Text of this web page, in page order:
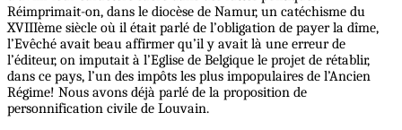
Réimprimait-on, dans le diocèse de Namur, un catéchisme du
XVIIIème siècle où il était parlé de l’obligation de payer la dîme,
l’Evêché avait beau affirmer qu’il y avait là une erreur de
l’éditeur, on imputait à l’Eglise de Belgique le projet de rétablir,
dans ce pays, l’un des impôts les plus impopulaires de l’Ancien
Régime! Nous avons déjà parlé de la proposition de
personnification civile de Louvain.